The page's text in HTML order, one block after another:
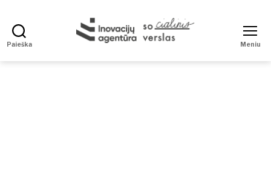
Paieška
Enterprise
Meniu